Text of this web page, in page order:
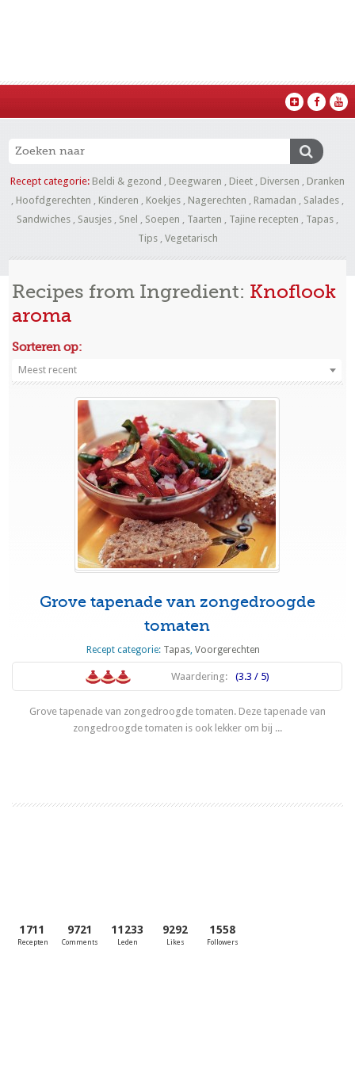
Recept categorie: Beldi & gezond , Deegwaren , Dieet , Diversen , Dranken
, Hoofdgerechten , Kinderen , Koekjes , Nagerechten , Ramadan , Salades ,
Sandwiches , Sausjes , Snel , Soepen , Taarten , Tajine recepten , Tapas ,
Tips, Vegetarisch
Recipes from Ingredient: Knoflook
aroma
Sorteren op:
Meest recent
Grove tapenade van zongedroogde
tomaten
Recept categorie: Tapas,Voorgerechten
Waardering: (3.3 / 5)
Grove tapenade van zongedroogde tomaten. Deze tapenade van
zongedroogde tomaten is ook lekker om bij ...
1711
Recepten
9721
Comments
11233
Leden
9292
Likes
1558
Followers